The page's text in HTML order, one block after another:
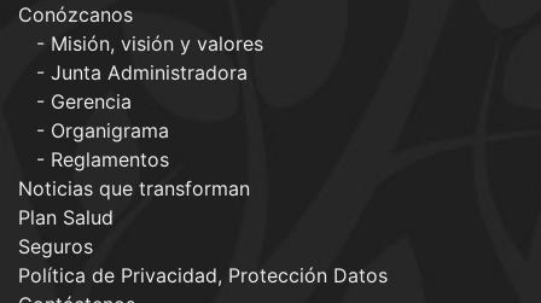
Conózcanos
Misión, visión y valores
Junta Administradora
Gerencia
Organigrama
Reglamentos
Noticias que transforman
Plan Salud
Seguros
Política de Privacidad, Protección Datos